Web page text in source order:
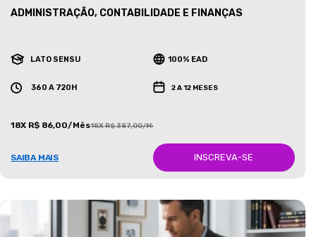
ADMINISTRAÇÃO, CONTABILIDADE E FINANÇAS
LATO SENSU 100% EAD
360 A 720H 2 A 12 MESES
18X R$ 86,00/Mês18X R$ 387,00/Mês
SAIBA MAIS INSCREVA-SE